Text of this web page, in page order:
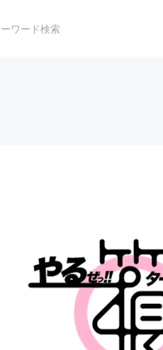
ビジネス・起業
まちづくり・地域活性化